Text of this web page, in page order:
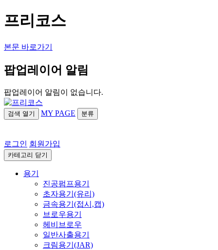
프리코스
본문 바로가기
팝업레이어 알림
팝업레이어 알림이 없습니다.
검색 열기 MY PAGE 분류
로그인 회원가입
카테고리 닫기
용기
진공펌프용기
초자용기(유리)
금속용기(접시,캡)
브로우용기
헤비브로우
일반사출용기
크림용기(JAR)